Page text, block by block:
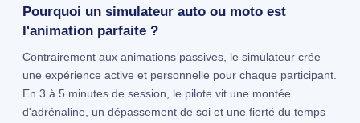
Pourquoi un simulateur auto ou moto est
l'animation parfaite ?
Contrairement aux animations passives, le simulateur crée
une expérience active et personnelle pour chaque participant.
En 3 à 5 minutes de session, le pilote vit une montée
d'adrénaline, un dépassement de soi et une fierté du temps